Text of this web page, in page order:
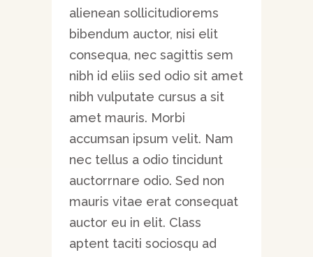
alienean sollicitudiorems
bibendum auctor, nisi elit
consequa, nec sagittis sem
nibh id eliis sed odio sit amet
nibh vulputate cursus a sit
amet mauris. Morbi
accumsan ipsum velit. Nam
nec tellus a odio tincidunt
auctorrnare odio. Sed non
mauris vitae erat consequat
auctor eu in elit. Class
aptent taciti sociosqu ad